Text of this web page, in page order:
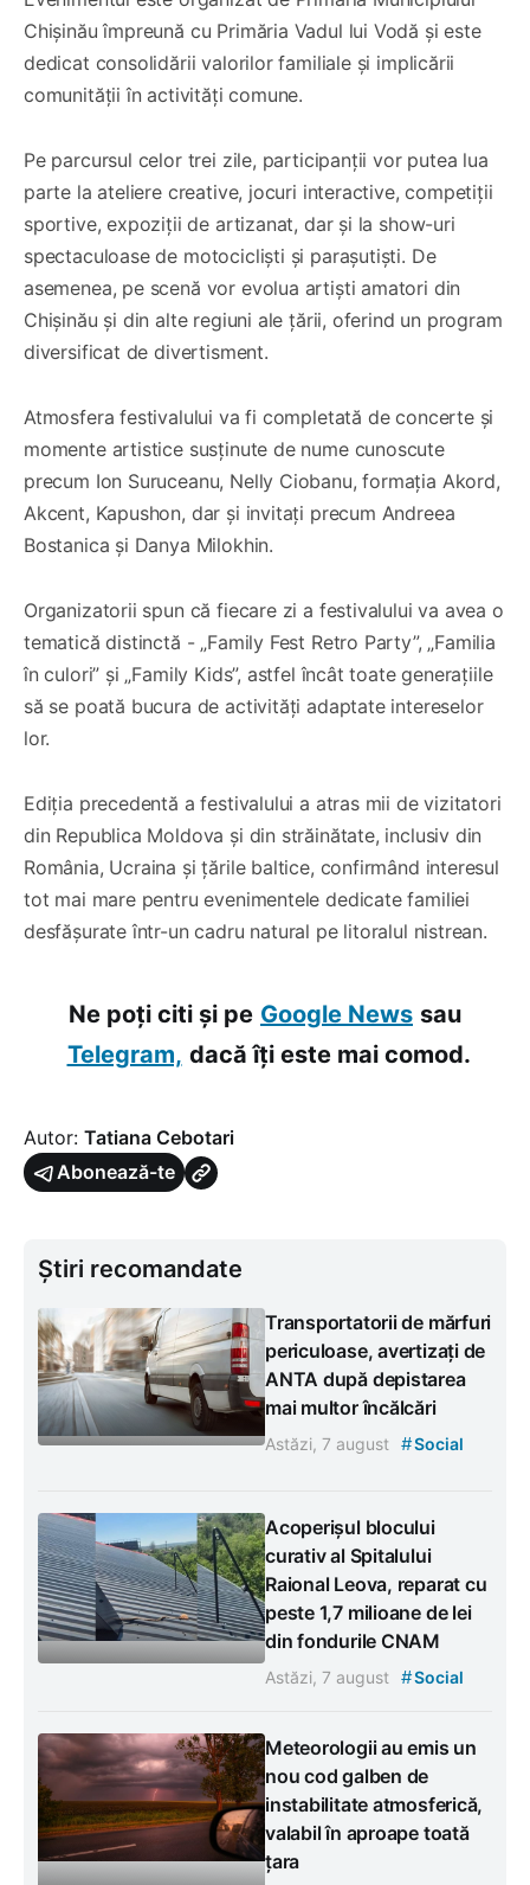
Chișinău împreună cu Primăria Vadul lui Vodă și este
dedicat consolidării valorilor familiale și implicării
comunității în activități comune.
Pe parcursul celor trei zile, participanții vor putea lua
parte la ateliere creative, jocuri interactive, competiții
sportive, expoziții de artizanat, dar și la show-uri
spectaculoase de motocicliști și parașutiști. De
asemenea, pe scenă vor evolua artiști amatori din
Chișinău și din alte regiuni ale țării, oferind un program
diversificat de divertisment.
Atmosfera festivalului va fi completată de concerte și
momente artistice susținute de nume cunoscute
precum Ion Suruceanu, Nelly Ciobanu, formația Akord,
Akcent, Kapushon, dar și invitați precum Andreea
Bostanica și Danya Milokhin.
Organizatorii spun că fiecare zi a festivalului va avea o
tematică distinctă - „Family Fest Retro Party”, „Familia
în culori” și „Family Kids”, astfel încât toate generațiile
să se poată bucura de activități adaptate intereselor
lor.
Ediția precedentă a festivalului a atras mii de vizitatori
din Republica Moldova și din străinătate, inclusiv din
România, Ucraina și țările baltice, confirmând interesul
tot mai mare pentru evenimentele dedicate familiei
desfășurate într-un cadru natural pe litoralul nistrean.
Ne poți citi și pe Google News sau
Telegram, dacă îți este mai comod.
Autor: Tatiana Cebotari
Abonează-te
Știri recomandate
Transportatorii de mărfuri
periculoase, avertizați de
ANTA după depistarea
mai multor încălcări
Astăzi, 7 august #Social
Acoperișul blocului
curativ al Spitalului
Raional Leova, reparat cu
peste 1,7 milioane de lei
din fondurile CNAM
Astăzi, 7 august #Social
Meteorologii au emis un
nou cod galben de
instabilitate atmosferică,
valabil în aproape toată
țara